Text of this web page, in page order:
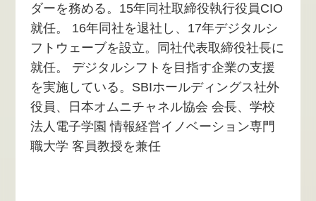
ダーを務める。15年同社取締役執行役員CIO
就任。 16年同社を退社し、17年デジタルシ
フトウェーブを設立。同社代表取締役社長に
就任。 デジタルシフトを目指す企業の支援
を実施している。SBIホールディングス社外
役員、日本オムニチャネル協会 会長、学校
法人電子学園 情報経営イノベーション専門
職大学 客員教授を兼任